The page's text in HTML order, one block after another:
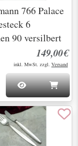
766 Palace
6
90 versilbert
149,00€
inkl. MwSt. zzgl. Versand